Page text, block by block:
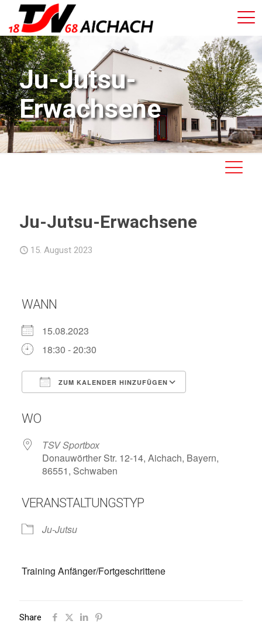
Ju-Jutsu-
Erwachsene
Ju-Jutsu-Erwachsene
15. August 2023
WANN
15.08.2023
18:30 - 20:30
ZUM KALENDER HINZUFÜGEN
WO
TSV Sportbox
Donauwörther Str. 12-14, Aichach, Bayern,
86551, Schwaben
VERANSTALTUNGSTYP
Ju-Jutsu
Training Anfänger/Fortgeschrittene
Share